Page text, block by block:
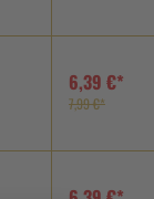
6,39 €*
7,99 €*